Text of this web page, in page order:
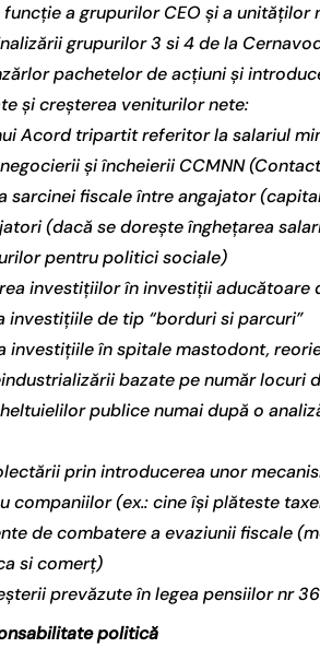
funcție a grupurilor CEO și a
grupurilor 3 si 4 de la
pachetelor de acțiuni și
și creșterea veniturilor nete:
Acord tripartit referitor la salariul
și încheierii CCMNN
sarcinei fiscale între angajator
(dacă se dorește înghețarea
pentru politici sociale)
investițiilor în investiții
investițiile de tip “borduri si parcuri”
investițiile în spitale mastodont,
bazate pe număr locuri
publice numai după o
prin introducerea unor
companiilor (ex.: cine își plăteste
de combatere a evaziunii fiscale
si comerț)
prevăzute în legea pensiilor nr
politică